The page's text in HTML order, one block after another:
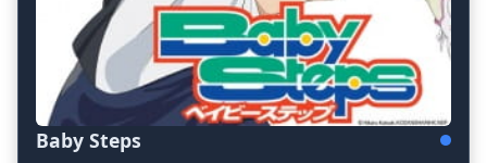
Baby Steps